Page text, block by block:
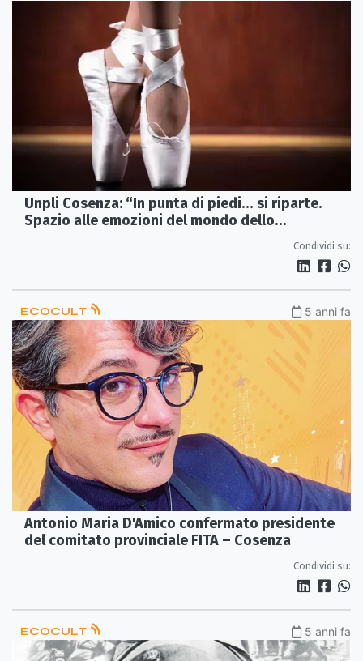
Unpli Cosenza: “In punta di piedi… si riparte.
Spazio alle emozioni del mondo dello
Condividi su:
ECOCULT 5 anni fa
Antonio Maria D'Amico confermato presidente
del comitato provinciale FITA – Cosenza
Condividi su:
ECOCULT 5 anni fa